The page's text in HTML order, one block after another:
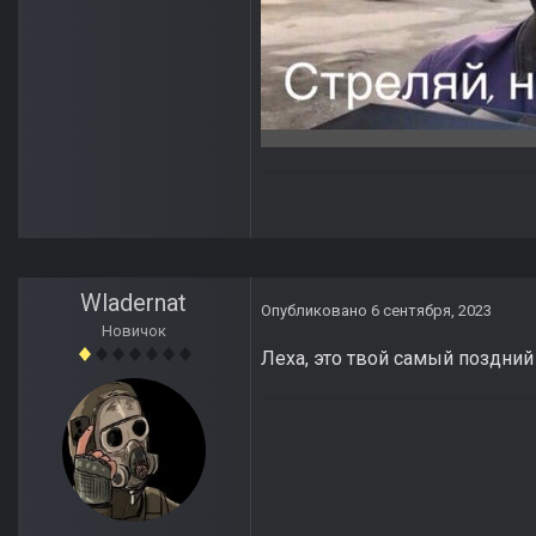
Wladernat
Новичок
Опубликовано 6 сентября, 2023
Леха, это твой самый